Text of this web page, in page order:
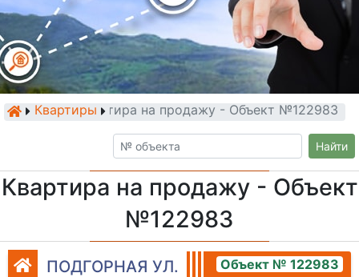
КвартирыКвартира на продажу - Объект №122983
Найти
Квартира на продажу - Объект
№122983
ПОДГОРНАЯ УЛ. Объект № 122983